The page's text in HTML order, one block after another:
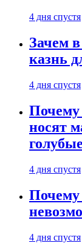
4 дня спустя
Зачем
казнь
4 дня спустя
Почему
носят
4 дня спустя
Почему
4 дня спустя